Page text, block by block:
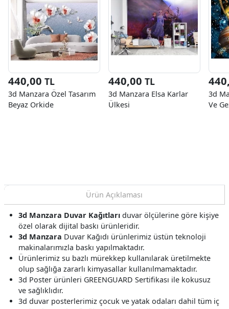
440,00 TL
3d Manzara Özel Tasarım
Beyaz Orkide
440,00 TL
3d Manzara Elsa Karlar
Ülkesi
3d
Ve
Ürün Açıklaması
3d Manzara Duvar Kağıtları duvar ölçülerine göre kişiye
özel olarak dijital baskı ürünleridir.
3d Manzara Duvar Kağıdı ürünlerimiz üstün teknoloji
makinalarımızla baskı yapılmaktadır.
Ürünlerimiz su bazlı mürekkep kullanılarak üretilmekte
olup sağlığa zararlı kimyasallar kullanılmamaktadır.
3d Poster ürünleri GREENGUARD Sertifikası ile kokusuz
ve sağlıklıdır.
3d duvar posterlerimiz çocuk ve yatak odaları dahil tüm iç